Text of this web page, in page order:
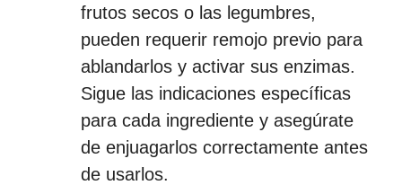
frutos secos o las legumbres,
pueden requerir remojo previo para
ablandarlos y activar sus enzimas.
Sigue las indicaciones específicas
para cada ingrediente y asegúrate
de enjuagarlos correctamente antes
de usarlos.